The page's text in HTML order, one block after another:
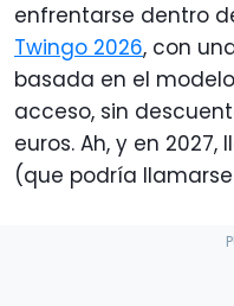
enfrentarse dentro
Twingo 2026, con
basada en el
acceso, sin
euros. Ah, y en 2027,
(que podría llamarse